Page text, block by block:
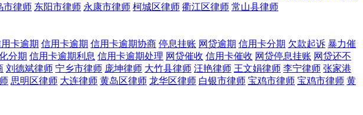
市律师 东阳市律师 永康市律师 柯城区律师 衢江区律师 常山县律师
卡逾期 信用卡逾期 信用卡逾期协商 停息挂账 网贷逾期 信用卡分期 欠款起诉 暴力催
分期 信用卡逾期利息 信用卡逾期处理 网贷催收 信用卡催收 网贷停息挂账 网贷还不
刘德斌律师 宁乡市律师 庞坤律师 大竹县律师 汪艳律师 王文娟律师 李宁律师 张家港
思明区律师 大连律师 黄岛区律师 龙华区律师 白银市律师 宝鸡市律师 宝鸡市律师 黄